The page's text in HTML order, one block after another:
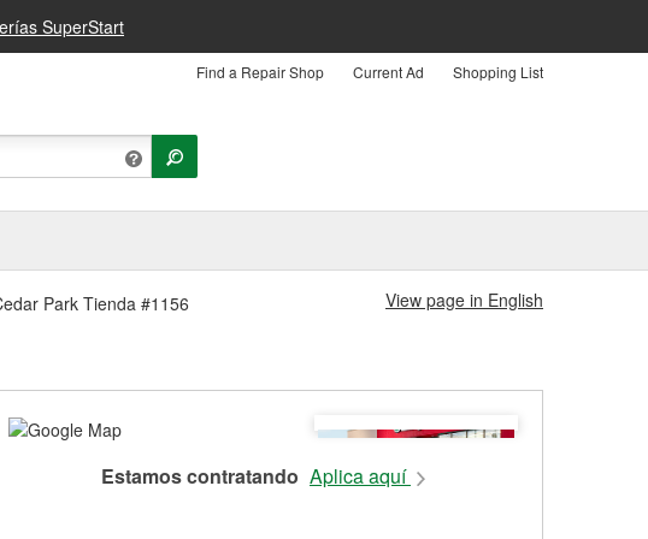
SuperStart
Find a Repair Shop Current Ad Shopping List
Park Tienda #1156 View page in English
Estamos contratando Aplica aquí